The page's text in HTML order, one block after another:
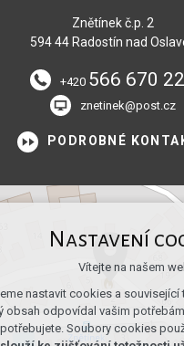
Znětínek č.p. 2
594 44 Radostín nad
+420 566 670
znetinek@post.cz
PODROBNÉ
Nastavení
Vítejte na našem
nastavit cookies a související
obsah odpovídal vašim
Soubory cookies